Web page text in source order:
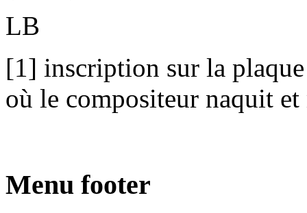
LB
[1] inscription sur la
où le compositeur naquit
Menu footer